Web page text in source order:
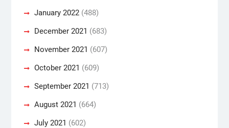
January 2022(488)
December 2021 (683)
November 2021 (607)
October 2021 (609)
September 2021 (713)
August 2021 (664)
July 2021 (602)